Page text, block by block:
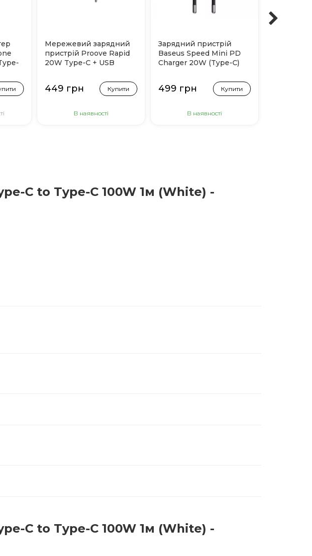
Мережевий зарядний
пристрій Proove Rapid
20W Type-C + USB
449 грн Купити
В наявності
Зарядний пристрій
Baseus Speed Mini PD
Charger 20W (Type-C)
499 грн Купити
В наявності
C to Type-C 100W 1м (White) -
C to Type-C 100W 1м (White) -